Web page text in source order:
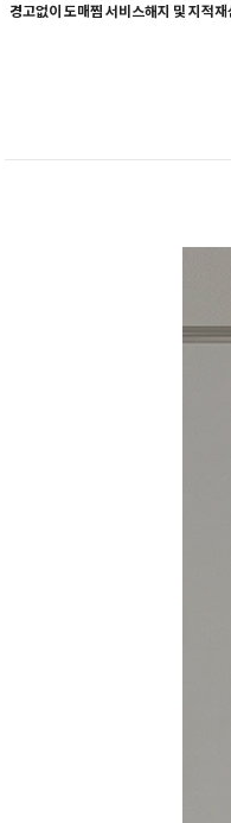
경고없이 도매찜 서비스해지 및 지적